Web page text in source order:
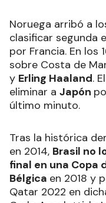
Noruega arribó a
clasificar segunda
por Francia. En los
sobre Costa de
y Erling Haaland. El
eliminar a Japón
último minuto.
Tras la histórica
en 2014, Brasil no
final en una Copa
Bélgica en 2018 y
Qatar 2022 en